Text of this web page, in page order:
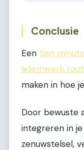
Conclusie
Een tien
ademwerk
maken in hoe
Door bewuste
integreren in
zenuwstelsel,